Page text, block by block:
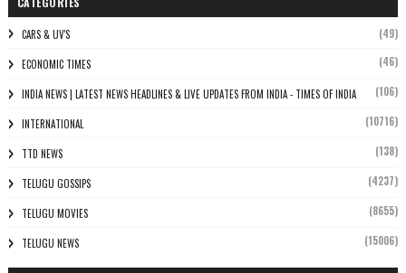
CARS & UV'S (49)
ECONOMIC TIMES (46)
INDIA NEWS | LATEST NEWS HEADLINES & LIVE UPDATES FROM INDIA - TIMES OF INDIA (106)
INTERNATIONAL (10716)
TTD NEWS (138)
TELUGU GOSSIPS (4237)
TELUGU MOVIES (8655)
TELUGU NEWS (15006)